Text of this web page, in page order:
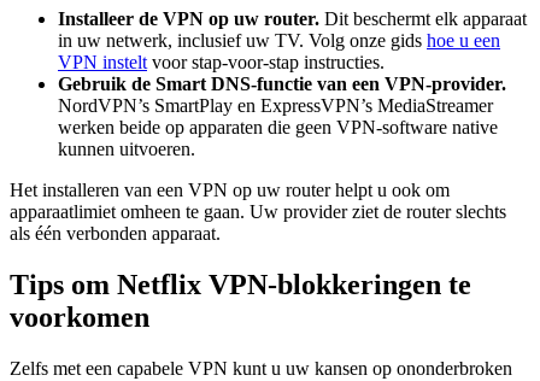
Installeer de VPN op uw router. Dit beschermt elk apparaat
in uw netwerk, inclusief uw TV. Volg onze gids hoe u een
VPN instelt voor stap-voor-stap instructies.
Gebruik de Smart DNS-functie van een VPN-provider.
NordVPN’s SmartPlay en ExpressVPN’s MediaStreamer
werken beide op apparaten die geen VPN-software native
kunnen uitvoeren.
Het installeren van een VPN op uw router helpt u ook om
apparaatlimiet omheen te gaan. Uw provider ziet de router slechts
als één verbonden apparaat.
Tips om Netflix VPN-blokkeringen te
voorkomen
Zelfs met een capabele VPN kunt u uw kansen op ononderbroken